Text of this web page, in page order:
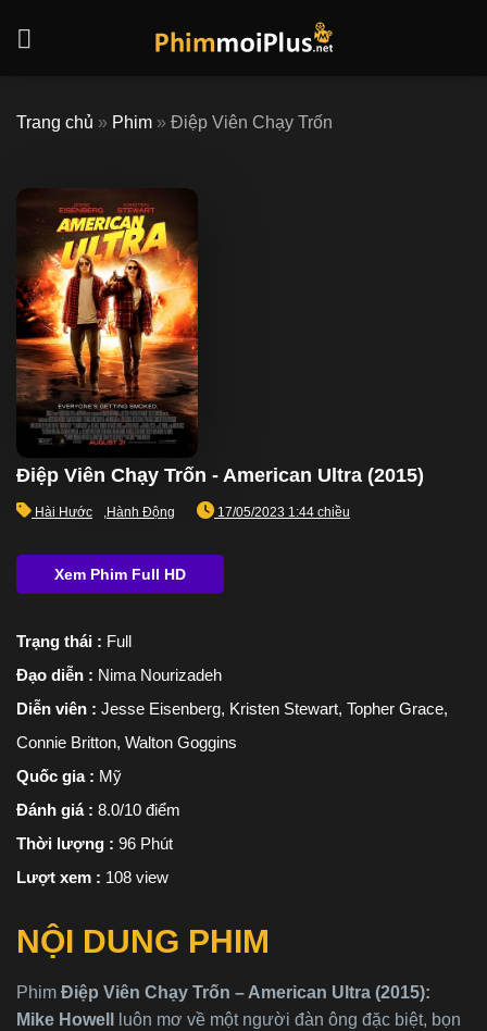
Trang chủ » Phim » Điệp Viên Chạy Trốn
Điệp Viên Chạy Trốn - American Ultra (2015)
Hài Hước ,Hành Động 17/05/2023 1:44 chiều
Trạng thái : Full
Đạo diễn : Nima Nourizadeh
Diễn viên : Jesse Eisenberg, Kristen Stewart, Topher Grace,
Connie Britton, Walton Goggins
Quốc gia : Mỹ
Đánh giá : 8.0/10 điểm
Thời lượng : 96 Phút
Lượt xem : 108 view
NỘI DUNG PHIM
Phim Điệp Viên Chạy Trốn – American Ultra (2015):
Mike Howell
luôn mơ về một người đàn ông đặc biệt, bọn